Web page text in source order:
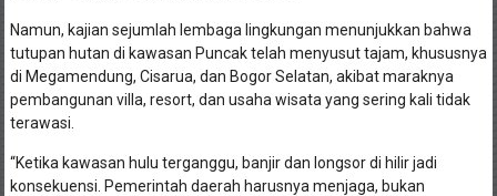
Namun, kajian sejumlah lembaga lingkungan menunjukkan bahwa
tutupan hutan di kawasan Puncak telah menyusut tajam, khususnya
di Megamendung, Cisarua, dan Bogor Selatan, akibat maraknya
pembangunan villa, resort, dan usaha wisata yang sering kali tidak
terawasi.
“Ketika kawasan hulu terganggu, banjir dan longsor di hilir jadi
konsekuensi. Pemerintah daerah harusnya menjaga, bukan